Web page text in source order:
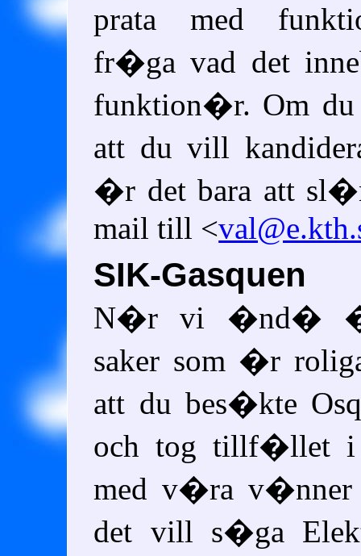
prata med
fr�ga vad det
funktion�r. Om du
att du vill
�r det bara att
mail till <
SIK-Gasquen
N�r vi �nd�
saker som �r
att du bes�kte
och tog tillf�llet i
med v�ra
det vill s�ga